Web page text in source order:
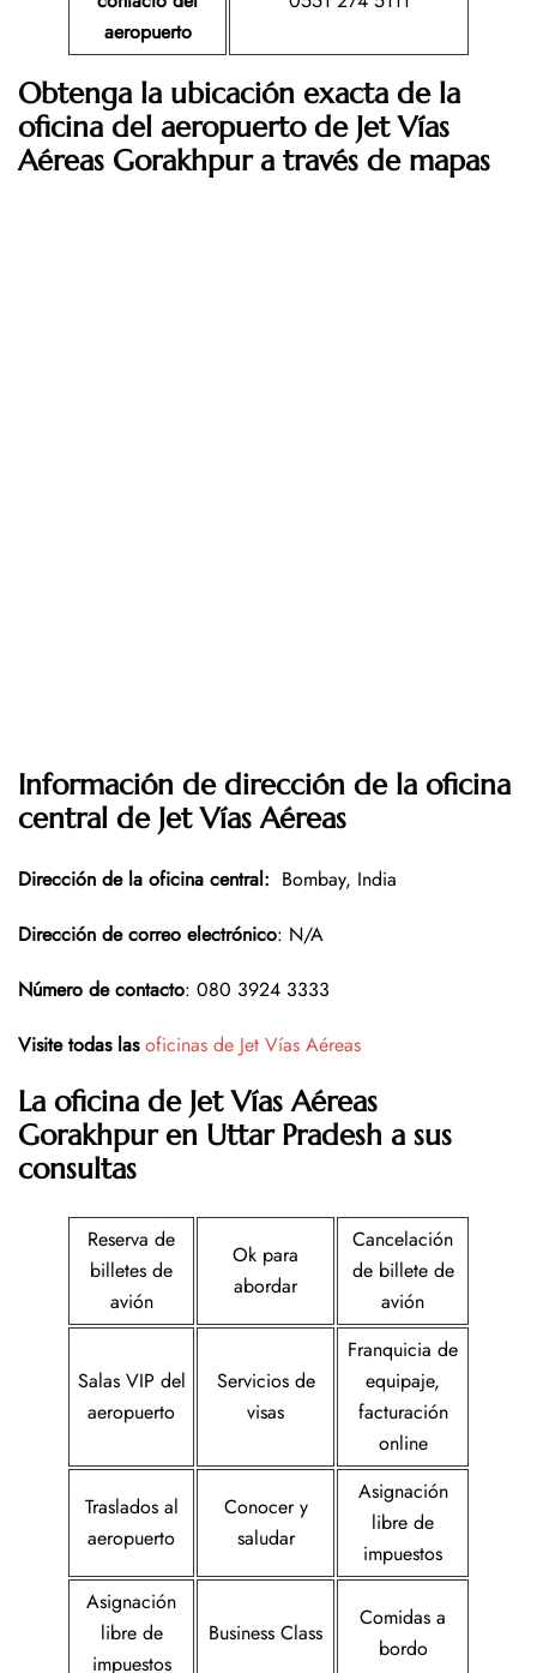
aeropuerto
Obtenga la ubicación exacta de la
oficina del aeropuerto de Jet Vías
Aéreas Gorakhpur a través de mapas
Información de dirección de la oficina
central de Jet Vías Aéreas
Dirección de la oficina central: Bombay, India
Dirección de correo electrónico: N/A
Número de contacto: 080 3924 3333
Visite todas las oficinas de Jet Vías Aéreas
La oficina de Jet Vías Aéreas
Gorakhpur en Uttar Pradesh a sus
consultas
Reserva de
billetes de
avión
Ok para
abordar
Cancelación
de billete de
avión
Salas VIP del
aeropuerto
Servicios de
visas
Franquicia de
equipaje,
facturación
online
Traslados al
aeropuerto
Conocer y
saludar
Asignación
libre de
impuestos
Asignación
libre de
impuestos
Business Class
Comidas a
bordo